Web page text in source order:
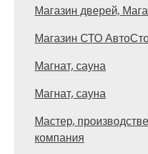
Магазин дверей,
Магазин СТО
Магнат, сауна
Магнат, сауна
Мастер,
компания